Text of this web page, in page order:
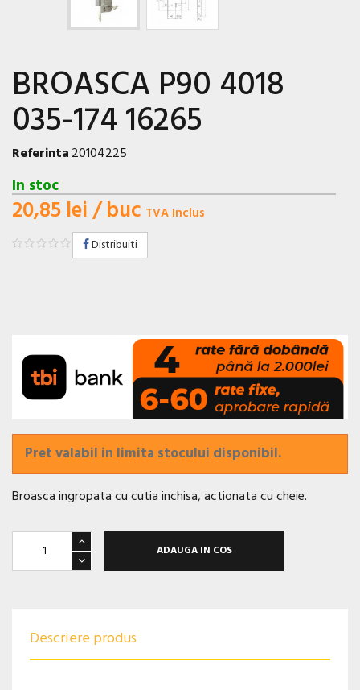
BROASCA P90 4018
035-174 16265
Referinta20104225
In stoc
20,85 lei/ buc TVA Inclus
Distribuiti
Pret valabil in limita stocului disponibil.
Broasca ingropata cu cutia inchisa, actionata cu cheie.
ADAUGA IN COS
Descriere produs